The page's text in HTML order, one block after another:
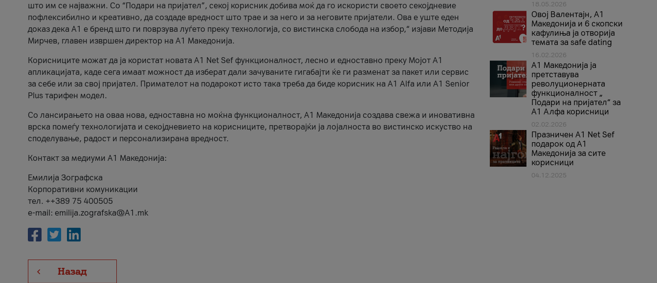
што им се најважни. Со “Подари на пријател”, секој корисник добива моќ да го искористи своето секојдневие
пофлексибилно и креативно, да создаде вредност што трае и за него и за неговите пријатели. Ова е уште еден
доказ дека А1 е бренд што ги поврзува луѓето преку технологија, со вистинска слобода на избор,“ изјави Методија
Мирчев, главен извршен директор на А1 Македонија.
Корисниците можат да ја користат новата А1 Net Sef функционалност, лесно и едноставно преку Мојот А1
апликацијата, каде сега имаат можност да изберат дали зачуваните гигабајти ќе ги разменат за пакет или сервис
за себе или за свој пријател. Примателот на подарокот исто така треба да биде корисник на А1 Alfa или A1 Senior
Plus тарифен модел.
Со лансирањето на оваа нова, едноставна но моќна функционалност, А1 Македонија создава свежа и иновативна
врска помеѓу технологијата и секојдневието на корисниците, претворајќи ја лојалноста во вистинско искуство на
споделување, радост и персонализирана вредност.
Контакт за медиуми А1 Македонија:
Емилија Зографска
Корпоративни комуникации
тел. ++389 75 400505
e-mail: emilija.zografska@A1.mk
Назад
18.05.2026
Овој Валентајн, A1
Македонија и 6 скопски
кафулиња ја отворија
темата за safe dating
16.02.2026
А1 Македонија ја
претставува
револуционерната
функционалност „
Подари на пријател“ за
А1 Алфа корисници
02.02.2026
Празничен A1 Net Sеf
подарок од А1
Македонија за сите
корисници
04.12.2025